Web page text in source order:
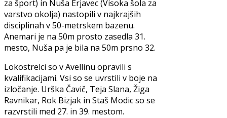
za šport) in Nuša Erjavec (Visoka šola za
varstvo okolja) nastopili v najkrajših
disciplinah v 50-metrskem bazenu.
Anemari je na 50m prosto zasedla 31.
mesto, Nuša pa je bila na 50m prsno 32.
Lokostrelci so v Avellinu opravili s
kvalifikacijami. Vsi so se uvrstili v boje na
izločanje. Urška Čavič, Teja Slana, Žiga
Ravnikar, Rok Bizjak in Staš Modic so se
razvrstili med 27. in 39. mestom.